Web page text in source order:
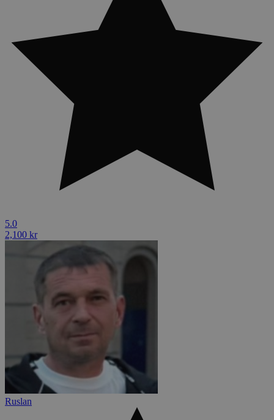
5.0
2,100 kr
Ruslan